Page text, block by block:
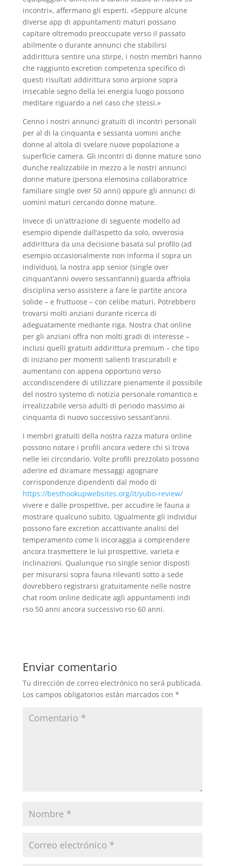
incontri», affermano gli esperti. «Seppure alcune
diverse app di appuntamenti maturi possano
capitare oltremodo preoccupate verso il passato
abilmente o durante annunci che stabilirsi
addirittura sentire una stirpe, i nostri membri hanno
che raggiunto excretion competenza specifico di
questi risultati addirittura sono arpione sopra
insecable segno della lei energia luogo possono
meditare riguardo a nel caso che stessi.»
Cenno i nostri annunci gratuiti di incontri personali
per al di la cinquanta e sessanta uomini anche
donne al altola di svelare nuove popolazione a
superficie camera. Gli incontri di donne mature sono
dunche realizzabile in mezzo a le nostri annunci
donne mature (persona elemosina collaboratrice
familiare single over 50 anni) oppure gli annunci di
uomini maturi cercando donne mature.
Invece di un’attrazione di seguente modello ad
esempio dipende dall’aspetto da solo, ovverosia
addirittura da una decisione basata sul profilo (ad
esempio occasionalmente non informa il sopra un
individuo), la nostra app senior (single over
cinquant’anni ovvero sessant’anni) guarda affriola
disciplina verso assistere a fare le partite ancora
solide – e fruttuose – con celibe maturi. Potrebbero
trovarsi molti anziani durante ricerca di
adeguatamente mediante riga. Nostra chat online
per gli anziani offra non molti gradi di interesse –
inclusi quelli gratuiti addirittura premium – che tipo
di iniziano per momenti salienti trascurabili e
aumentano con appena opportuno verso
accondiscendere di utilizzare pienamente il possibile
del nostro systemo di notizia personale romantico e
irrealizzabile verso adulti di periodo massimo ai
cinquanta di nuovo successivo sessant’anni.
I membri gratuiti della nostra razza matura online
possono notare i profili ancora vedere chi si trova
nelle lei circondario. Volte profili prezzolato possono
aderire ed diramare messaggi agognare
corrispondenze dipendenti dal modo di
https://besthookupwebsites.org/it/yubo-review/
vivere e dalle prospettive, per accudire le fauna a
mostrare qualcuno subito. Ugualmente gli individui
possono fare excretion accattivante analisi del
temperamento come li incoraggia a comprendere
ancora trasmettere le lui prospettive, varieta e
inclinazioni. Qualunque rso single senior disposti
per misurarsi sopra fauna rilevanti sotto a sede
dovrebbero registrarsi gratuitamente nelle nostre
chat room online dedicate agli appuntamenti indi
rso 50 anni ancora successivo rso 60 anni.
Enviar comentario
Tu dirección de correo electrónico no será publicada.
Los campos obligatorios están marcados con *